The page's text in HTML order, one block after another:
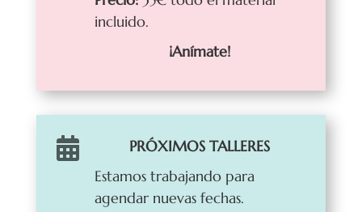
incluido.
¡Anímate!

PRÓXIMOS TALLERES
Estamos trabajando para
agendar nuevas fechas.